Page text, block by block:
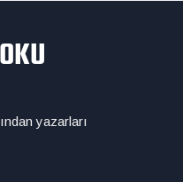
yazarları